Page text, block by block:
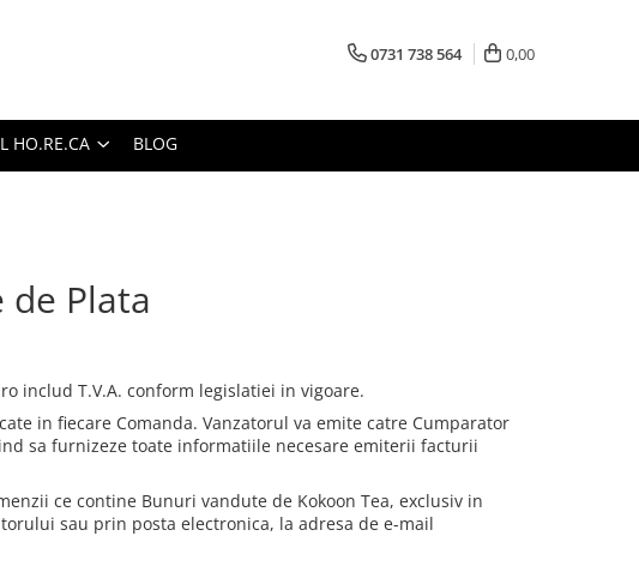
0731 738 564 0,00
HO.RE.CA BLOG
de Plata
includ T.V.A. conform legislatiei in vigoare.
in fiecare Comanda. Vanzatorul va emite catre Cumparator
sa furnizeze toate informatiile necesare emiterii facturii
ce contine Bunuri vandute de Kokoon Tea, exclusiv in
sau prin posta electronica, la adresa de e-mail